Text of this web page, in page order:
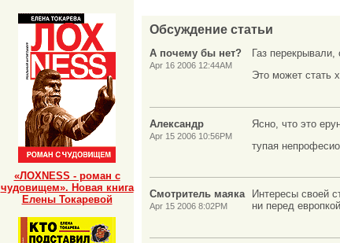
Обсуждение статьи
А почему бы нет?
Apr 16 2006 12:44AM
Газ
Это может стать
Александр
Apr 15 2006 10:56PM
Ясно, что это
тупая
Смотритель маяка
Apr 15 2006 8:02PM
Интересы своей
ни перед
«ЛОХNESS - роман с
чудовищем». Новая книга
Елены Токаревой